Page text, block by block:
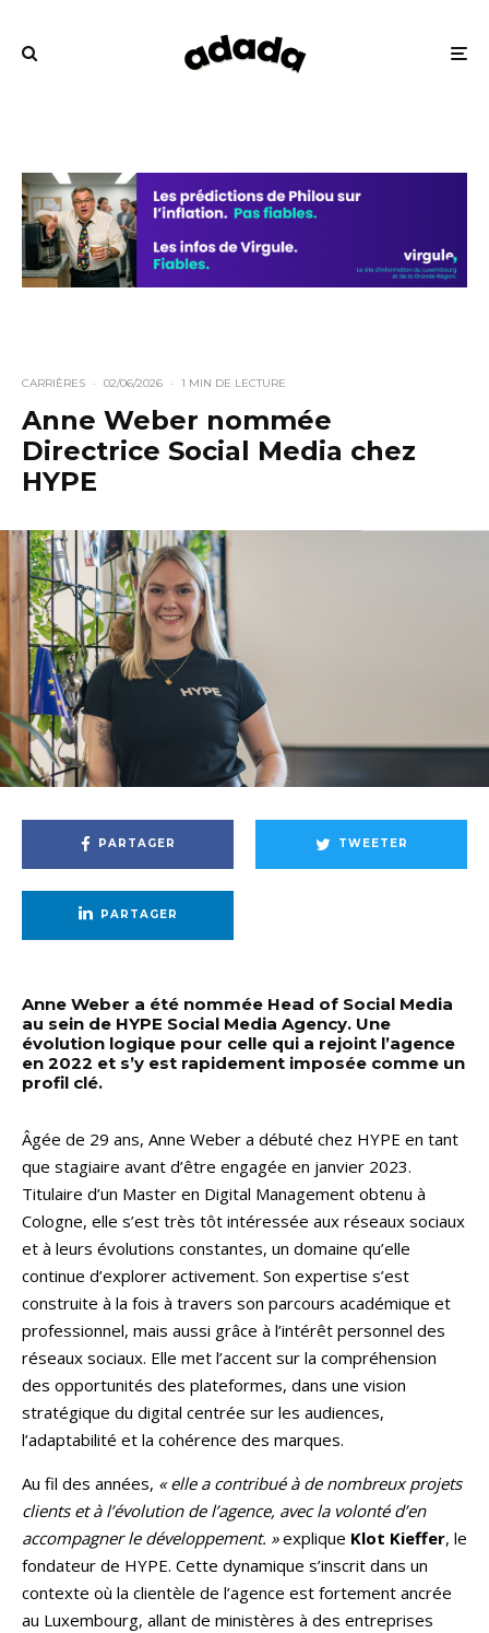
CARRIÈRES · 02/06/2026 · 1 MIN DE LECTURE
Anne Weber nommée
Directrice Social Media chez
HYPE
PARTAGER TWEETER
PARTAGER
Anne Weber a été nommée Head of Social Media
au sein de HYPE Social Media Agency. Une
évolution logique pour celle qui a rejoint l’agence
en 2022 et s’y est rapidement imposée comme un
profil clé.
Âgée de 29 ans, Anne Weber a débuté chez HYPE en tant
que stagiaire avant d’être engagée en janvier 2023.
Titulaire d’un Master en Digital Management obtenu à
Cologne, elle s’est très tôt intéressée aux réseaux sociaux
et à leurs évolutions constantes, un domaine qu’elle
continue d’explorer activement. Son expertise s’est
construite à la fois à travers son parcours académique et
professionnel, mais aussi grâce à l’intérêt personnel des
réseaux sociaux. Elle met l’accent sur la compréhension
des opportunités des plateformes, dans une vision
stratégique du digital centrée sur les audiences,
l’adaptabilité et la cohérence des marques.
Au fil des années, « elle a contribué à de nombreux projets
clients et à l’évolution de l’agence, avec la volonté d’en
accompagner le développement. »explique Klot Kieffer, le
fondateur de HYPE. Cette dynamique s’inscrit dans un
contexte où la clientèle de l’agence est fortement ancrée
au Luxembourg, allant de ministères à des entreprises